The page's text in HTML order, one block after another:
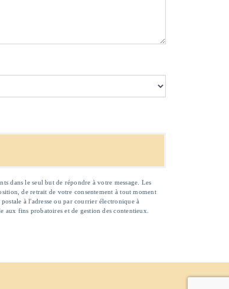
dans le seul but de répondre à votre message. Les
de retrait de votre consentement à tout moment
à l'adresse ou par courrier électronique à
aux fins probatoires et de gestion des contentieux.